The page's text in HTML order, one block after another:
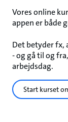
Vores online
appen er både
Det betyder fx,
- og gå til og
arbejdsdag.
Start kurset